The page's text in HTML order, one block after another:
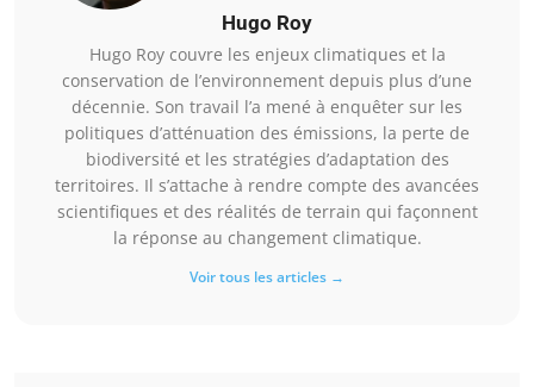
Hugo Roy
Hugo Roy couvre les enjeux climatiques et la
conservation de l’environnement depuis plus d’une
décennie. Son travail l’a mené à enquêter sur les
politiques d’atténuation des émissions, la perte de
biodiversité et les stratégies d’adaptation des
territoires. Il s’attache à rendre compte des avancées
scientifiques et des réalités de terrain qui façonnent
la réponse au changement climatique.
Voir tous les articles →